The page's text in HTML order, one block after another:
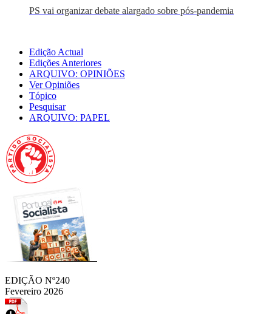
PS vai organizar debate alargado sobre pós-pandemia
Edição Actual
Edições Anteriores
ARQUIVO: OPINIÕES
Ver Opiniões
Tópico
Pesquisar
ARQUIVO: PAPEL
EDIÇÃO Nº240
Fevereiro 2026